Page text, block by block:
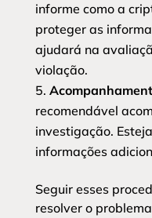
informe como a
proteger as
ajudará na
violação.
recomendável
investigação.
informações
Seguir esses
resolver o